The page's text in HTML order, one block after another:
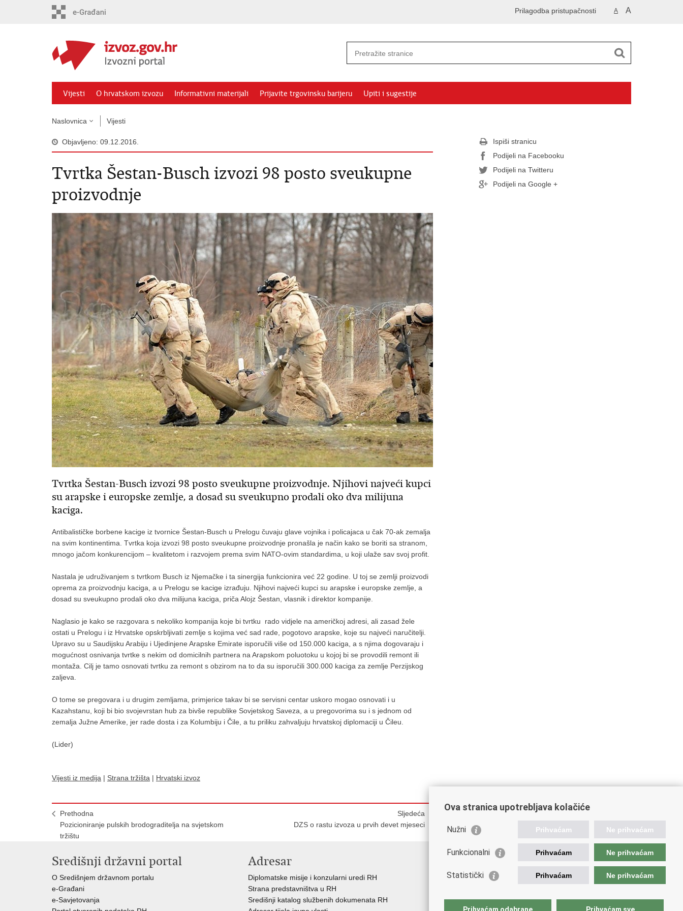
A A
Prilagodba pristupačnosti
Vijesti O hrvatskom izvozu Informativni materijali Prijavite trgovinsku barijeru Upiti i sugestije
Naslovnica Vijesti
Objavljeno: 09.12.2016.
Tvrtka Šestan-Busch izvozi 98 posto sveukupne
proizvodnje
Tvrtka Šestan-Busch izvozi 98 posto sveukupne proizvodnje. Njihovi najveći kupci
su arapske i europske zemlje, a dosad su sveukupno prodali oko dva milijuna
kaciga.
Antibalističke borbene kacige iz tvornice Šestan-Busch u Prelogu čuvaju glave vojnika i policajaca u čak 70-ak zemalja
na svim kontinentima. Tvrtka koja izvozi 98 posto sveukupne proizvodnje pronašla je način kako se boriti sa stranom,
mnogo jačom konkurencijom – kvalitetom i razvojem prema svim NATO-ovim standardima, u koji ulaže sav svoj profit.
Nastala je udruživanjem s tvrtkom Busch iz Njemačke i ta sinergija funkcionira već 22 godine. U toj se zemlji proizvodi
oprema za proizvodnju kaciga, a u Prelogu se kacige izrađuju. Njihovi najveći kupci su arapske i europske zemlje, a
dosad su sveukupno prodali oko dva milijuna kaciga, priča Alojz Šestan, vlasnik i direktor kompanije.
Naglasio je kako se razgovara s nekoliko kompanija koje bi tvrtku rado vidjele na američkoj adresi, ali zasad žele
ostati u Prelogu i iz Hrvatske opskrbljivati zemlje s kojima već sad rade, pogotovo arapske, koje su najveći naručitelji.
Upravo su u Saudijsku Arabiju i Ujedinjene Arapske Emirate isporučili više od 150.000 kaciga, a s njima dogovaraju i
mogućnost osnivanja tvrtke s nekim od domicilnih partnera na Arapskom poluotoku u kojoj bi se provodili remont ili
montaža. Cilj je tamo osnovati tvrtku za remont s obzirom na to da su isporučili 300.000 kaciga za zemlje Perzijskog
zaljeva.
O tome se pregovara i u drugim zemljama, primjerice takav bi se servisni centar uskoro mogao osnovati i u
Kazahstanu, koji bi bio svojevrstan hub za bivše republike Sovjetskog Saveza, a u pregovorima su i s jednom od
zemalja Južne Amerike, jer rade dosta i za Kolumbiju i Čile, a tu priliku zahvaljuju hrvatskoj diplomaciji u Čileu.
(Lider)
Vijesti iz medija | Strana tržišta | Hrvatski izvoz
Prethodna
Pozicioniranje pulskih brodograditelja na svjetskom
tržištu
Sljedeća
DZS o rastu izvoza u prvih devet mjeseci
Ispiši stranicu
Podijeli na Facebooku
Podijeli na Twitteru
Podijeli na Google +
Središnji državni portal
O Središnjem državnom portalu
e-Građani
e-Savjetovanja
Adresar
Diplomatske misije i konzularni uredi RH
Strana predstavništva u RH
Središnji katalog službenih dokumenata RH
Korisne poveznice
Gospodarska diplomacija
Hrvatski izvoznici
Ova stranica upotrebljava kolačiće
Nužni Prihvaćam Ne prihvaćam
Funkcionalni Prihvaćam Ne prihvaćam
Statistički Prihvaćam Ne prihvaćam